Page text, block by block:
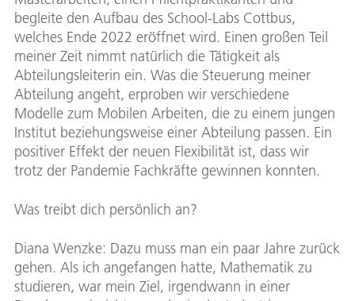
begleite den Aufbau des School-Labs Cottbus,
welches Ende 2022 eröffnet wird. Einen großen Teil
meiner Zeit nimmt natürlich die Tätigkeit als
Abteilungsleiterin ein. Was die Steuerung meiner
Abteilung angeht, erproben wir verschiedene
Modelle zum Mobilen Arbeiten, die zu einem jungen
Institut beziehungsweise einer Abteilung passen. Ein
positiver Effekt der neuen Flexibilität ist, dass wir
trotz der Pandemie Fachkräfte gewinnen konnten.
Was treibt dich persönlich an?
Diana Wenzke: Dazu muss man ein paar Jahre zurück
gehen. Als ich angefangen hatte, Mathematik zu
studieren, war mein Ziel, irgendwann in einer